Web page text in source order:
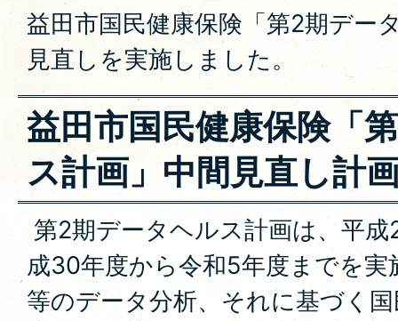
益田市国民健康保険「第2期デー
見直しを実施しました。
益田市国民健康保険「
ス計画」中間見直し計
第2期データヘルス計画は、平
成30年度から令和5年度までを
等のデータ分析、それに基づく